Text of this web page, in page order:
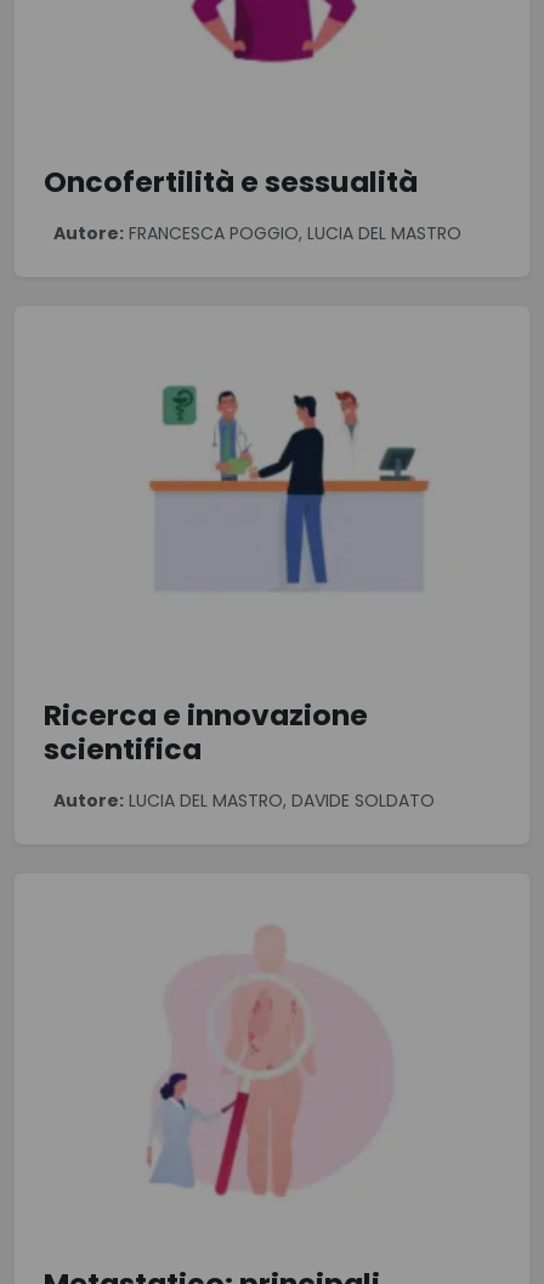
Oncofertilità e sessualità
Autore: FRANCESCA POGGIO, LUCIA DEL MASTRO
Ricerca e innovazione
scientifica
Autore: LUCIA DEL MASTRO, DAVIDE SOLDATO